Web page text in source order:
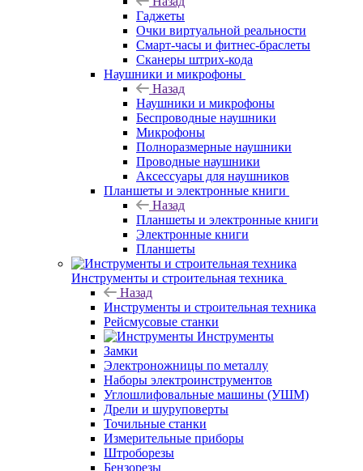
Гаджеты
Очки виртуальной реальности
Смарт-часы и фитнес-браслеты
Сканеры штрих-кода
Наушники и микрофоны
Назад
Наушники и микрофоны
Беспроводные наушники
Микрофоны
Полноразмерные наушники
Проводные наушники
Аксессуары для наушников
Планшеты и электронные книги
Назад
Планшеты и электронные книги
Электронные книги
Планшеты
Инструменты и строительная техника
Назад
Инструменты и строительная техника
Рейсмусовые станки
Инструменты
Замки
Электроножницы по металлу
Наборы электроинструментов
Углошлифовальные машины (УШМ)
Дрели и шуруповерты
Точильные станки
Измерительные приборы
Штроборезы
Бензорезы